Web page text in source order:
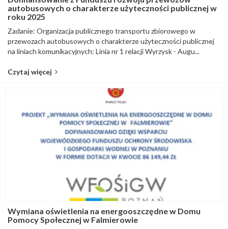
autobusowych o charakterze użyteczności publicznej w
roku 2025
Zadanie: Organizacja publicznego transportu zbiorowego w
przewozach autobusowych o charakterze użyteczności publicznej
na liniach komunikacyjnych: Linia nr 1 relacji Wyrzysk - Augu...
Czytaj więcej
Wymiana oświetlenia na energooszczędne w Domu
Pomocy Społecznej w Falmierowie